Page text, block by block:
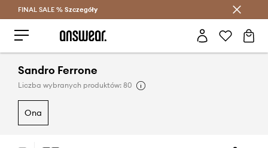
Oszczędzaj z Answear Club >
FINAL SALE % Szczegóły
Sandro Ferrone
Liczba wybranych produktów: 80
ona